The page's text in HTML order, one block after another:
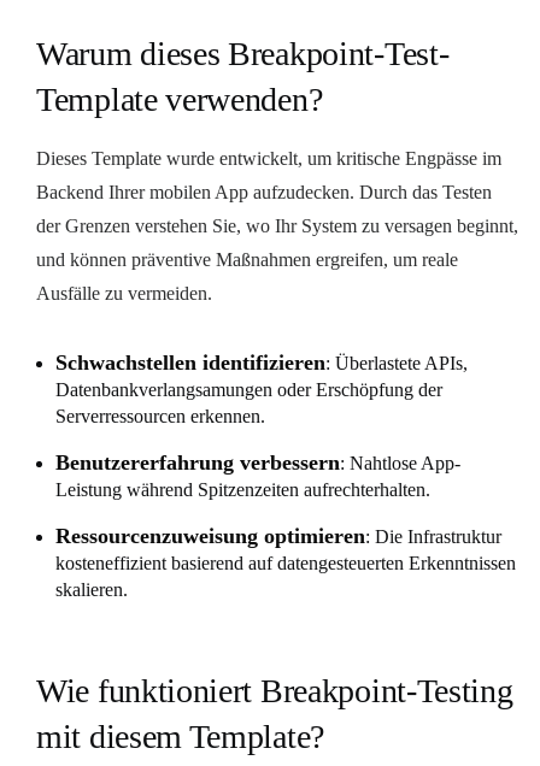
Warum dieses Breakpoint-Test-
Template verwenden?
Dieses Template wurde entwickelt, um kritische Engpässe im
Backend Ihrer mobilen App aufzudecken. Durch das Testen
der Grenzen verstehen Sie, wo Ihr System zu versagen beginnt,
und können präventive Maßnahmen ergreifen, um reale
Ausfälle zu vermeiden.
Schwachstellen identifizieren: Überlastete APIs,
Datenbankverlangsamungen oder Erschöpfung der
Serverressourcen erkennen.
Benutzererfahrung verbessern: Nahtlose App-
Leistung während Spitzenzeiten aufrechterhalten.
Ressourcenzuweisung optimieren: Die Infrastruktur
kosteneffizient basierend auf datengesteuerten Erkenntnissen
skalieren.
Wie funktioniert Breakpoint-Testing
mit diesem Template?